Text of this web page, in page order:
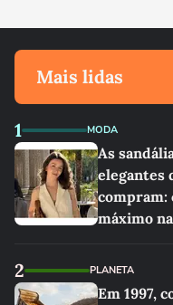
Mais lidas
1 MODA
As
elegantes
compram:
máximo
2 PLANETA
Em 1997,